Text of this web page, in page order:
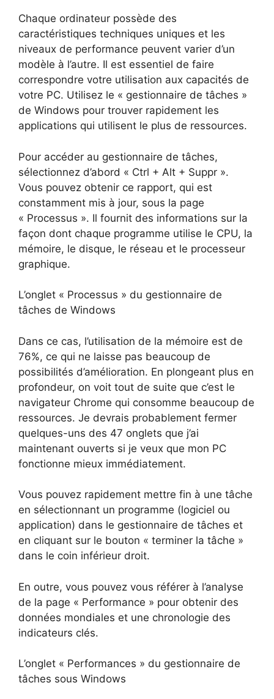
Chaque ordinateur possède des
caractéristiques techniques uniques et les
niveaux de performance peuvent varier d’un
modèle à l’autre. Il est essentiel de faire
correspondre votre utilisation aux capacités de
votre PC. Utilisez le « gestionnaire de tâches »
de Windows pour trouver rapidement les
applications qui utilisent le plus de ressources.
Pour accéder au gestionnaire de tâches,
sélectionnez d’abord « Ctrl + Alt + Suppr ».
Vous pouvez obtenir ce rapport, qui est
constamment mis à jour, sous la page
« Processus ». Il fournit des informations sur la
façon dont chaque programme utilise le CPU, la
mémoire, le disque, le réseau et le processeur
graphique.
L’onglet « Processus » du gestionnaire de
tâches de Windows
Dans ce cas, l’utilisation de la mémoire est de
76%, ce qui ne laisse pas beaucoup de
possibilités d’amélioration. En plongeant plus en
profondeur, on voit tout de suite que c’est le
navigateur Chrome qui consomme beaucoup de
ressources. Je devrais probablement fermer
quelques-uns des 47 onglets que j’ai
maintenant ouverts si je veux que mon PC
fonctionne mieux immédiatement.
Vous pouvez rapidement mettre fin à une tâche
en sélectionnant un programme (logiciel ou
application) dans le gestionnaire de tâches et
en cliquant sur le bouton « terminer la tâche »
dans le coin inférieur droit.
En outre, vous pouvez vous référer à l’analyse
de la page « Performance » pour obtenir des
données mondiales et une chronologie des
indicateurs clés.
L’onglet « Performances » du gestionnaire de
tâches sous Windows